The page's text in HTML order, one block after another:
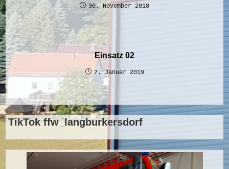
30. November 2018
Einsatz 02
7. Januar 2019
TikTok ffw_langburkersdorf